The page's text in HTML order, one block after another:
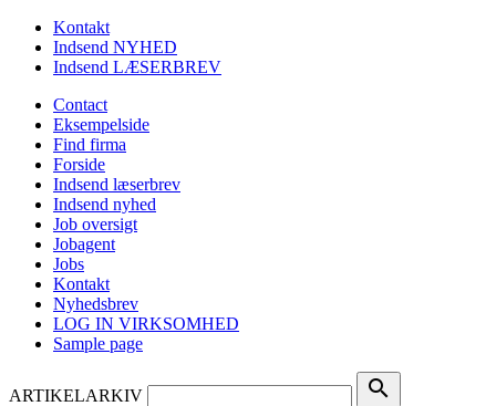
Kontakt
Indsend NYHED
Indsend LÆSERBREV
Contact
Eksempelside
Find firma
Forside
Indsend læserbrev
Indsend nyhed
Job oversigt
Jobagent
Jobs
Kontakt
Nyhedsbrev
LOG IN VIRKSOMHED
Sample page
ARTIKELARKIV search